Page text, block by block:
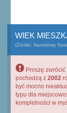
WIEK
(Źródło: Narodowy
Proszę
pochodzą z 2002
być mocno
typu dla
kompletności w